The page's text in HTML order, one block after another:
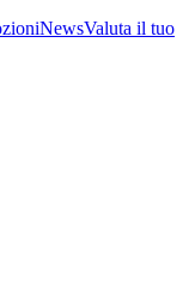
NewsValuta il tuo